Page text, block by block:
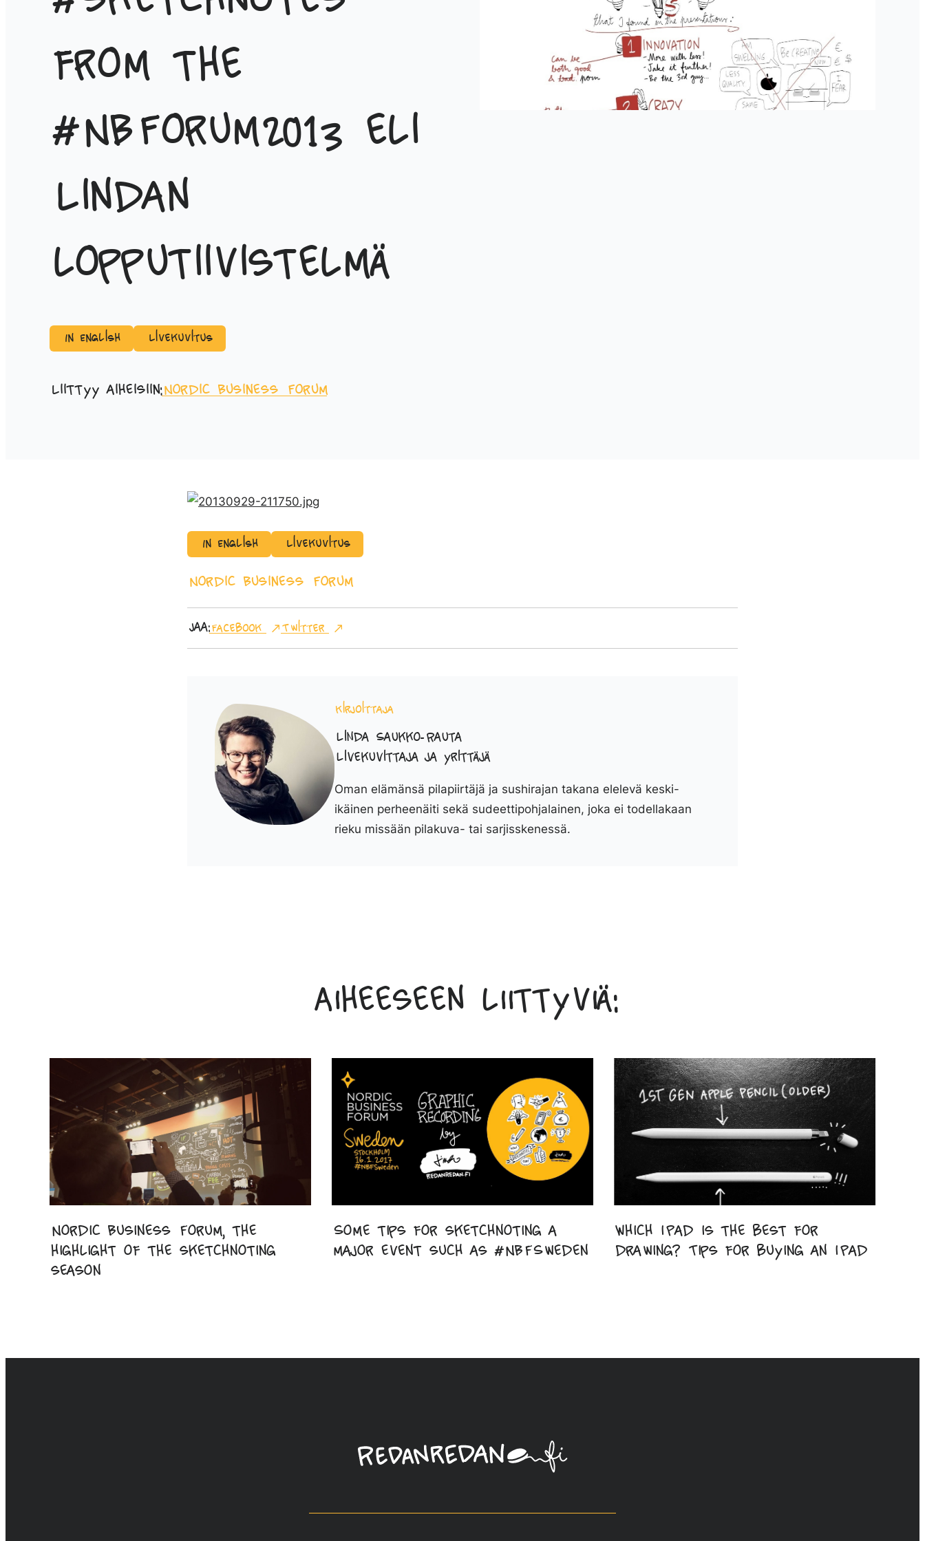
from the
#NBForum2013 eli
Lindan
lopputiivistelmä
In English Livekuvitus
Liittyy aiheisiin:Nordic Business Forum
In English Livekuvitus
Nordic Business Forum
Jaa:Facebook Twitter
Kirjoittaja
Linda Saukko-Rauta
Livekuvittaja ja yrittäjä
Oman elämänsä pilapiirtäjä ja sushirajan takana elelevä keski-
ikäinen perheenäiti sekä sudeettipohjalainen, joka ei todellakaan
rieku missään pilakuva- tai sarjisskenessä.
Aiheeseen liittyviä:
Nordic Business Forum, the
highlight of the sketchnoting
season
Some tips for sketchnoting a
major event such as #NBFSweden
Which iPad is the best for
drawing? Tips for buying an iPad
Linda
Saukko-